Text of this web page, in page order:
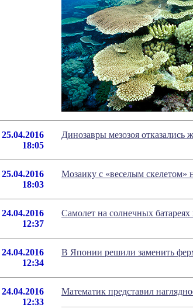
25.04.2016
18:05
Динозавры мезозоя отказались
25.04.2016
18:03
Мозаику с «веселым скелетом»
24.04.2016
12:37
Самолет на солнечных
24.04.2016
12:34
В Японии решили заменить
24.04.2016
12:33
Математик представил